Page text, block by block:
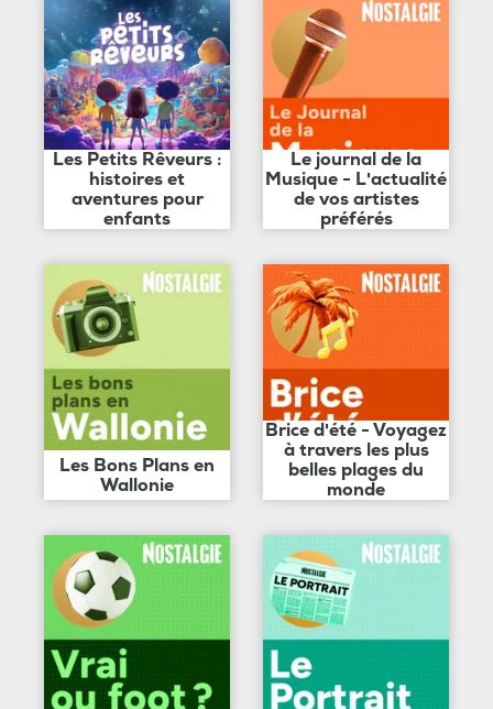
Les Petits Rêveurs :
histoires et
aventures pour
enfants
Le journal de la
Musique - L'actualité
de vos artistes
préférés
Les Bons Plans en
Wallonie
Brice d'été - Voyagez
à travers les plus
belles plages du
monde